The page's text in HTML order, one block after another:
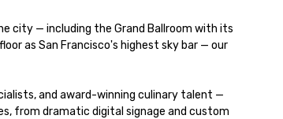
city — including the Grand Ballroom with its
as San Francisco's highest sky bar — our
and award-winning culinary talent —
from dramatic digital signage and custom